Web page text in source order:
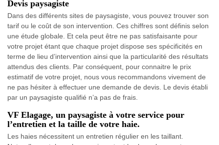
Devis paysagiste
Dans des différents sites de paysagiste, vous pouvez trouver son
tarif ou le coût de son intervention. Ces chiffres sont définis selon
une étude globale. Et cela peut être ne pas satisfaisante pour
votre projet étant que chaque projet dispose ses spécificités en
terme de lieu d’intervention ainsi que la particularité des résultats
attendus des clients. Par conséquent, pour connaitre le prix
estimatif de votre projet, nous vous recommandons vivement de
ne pas hésiter à effectuer une demande de devis. Le devis établi
par un paysagiste qualifié n’a pas de frais.
VF Elagage, un paysagiste à votre service pour
l’entretien et la taille de votre haie.
Les haies nécessitent un entretien régulier en les taillant.